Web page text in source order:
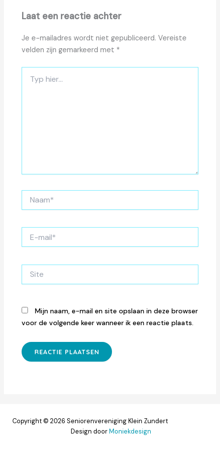
Laat een reactie achter
Je e-mailadres wordt niet gepubliceerd. Vereiste
velden zijn gemarkeerd met *
hier...
mail*
Mijn naam, e-mail en site opslaan in deze browser
voor de volgende keer wanneer ik een reactie plaats.
Copyright © 2026 Seniorenvereniging Klein Zundert
Design doorMoniekdesign